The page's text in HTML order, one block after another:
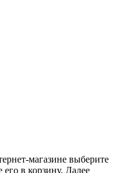
магазине выберите
в корзину. Далее